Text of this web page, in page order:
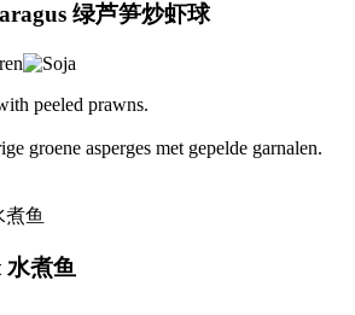
绿芦笋炒虾球
peeled prawns.
groene asperges met gepelde garnalen.
煮鱼